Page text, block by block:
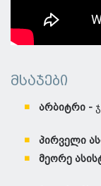
მსაჯები
არბიტრი -
პირველი
მეორე